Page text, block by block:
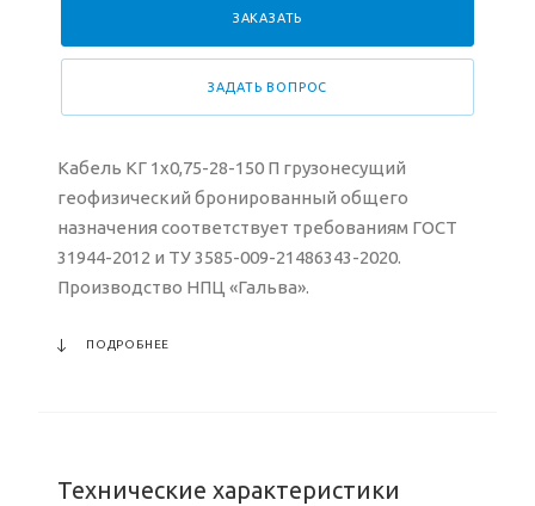
ЗАКАЗАТЬ
ЗАДАТЬ ВОПРОС
Кабель КГ 1х0,75-28-150 П грузонесущий
геофизический бронированный общего
назначения соответствует требованиям ГОСТ
31944-2012 и ТУ 3585-009-21486343-2020.
Производство НПЦ «Гальва».
ПОДРОБНЕЕ
Технические характеристики